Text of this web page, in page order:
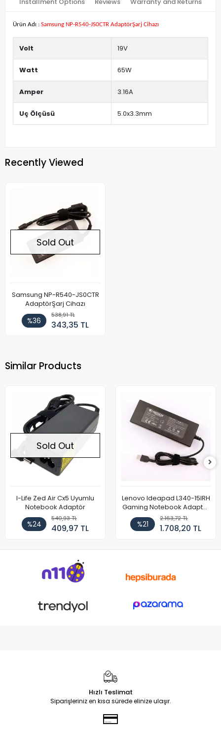
Ürün Adı : Samsung NP-R540-JS0CTR AdaptörŞarj Cihazı
Volt 19V
Watt 65W
Amper 3.16A
Uç Ölçüsü 5.0x3.3mm
Recently Viewed
Sold Out
Samsung NP-R540-JS0CTR
AdaptörŞarj Cihazı
%36
538,91 TL
343,35 TL
Similar Products
Sold Out
I-Life Zed Air Cx5 Uyumlu
Notebook Adaptör
%24
540,93 TL
409,97 TL
Lenovo Ideapad L340-15IRH
Gaming Notebook Adaptör
Cihazı Şarj Aleti (150W)
%21
2.163,72 TL
1.708,20 TL
Hızlı Teslimat
Siparişleriniz en kısa sürede elinize ulaşır.